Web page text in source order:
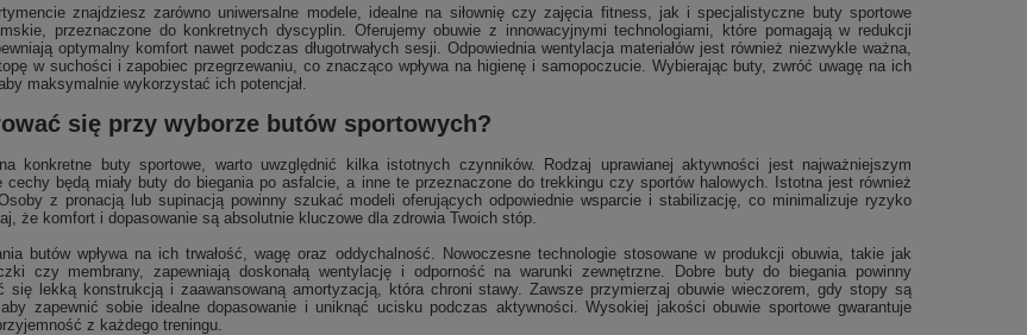
znajdziesz zarówno uniwersalne modele, idealne na siłownię czy zajęcia fitness, jak i specjalistyczne buty sportowe
przeznaczone do konkretnych dyscyplin. Oferujemy obuwie z innowacyjnymi technologiami, które pomagają w redukcji
optymalny komfort nawet podczas długotrwałych sesji. Odpowiednia wentylacja materiałów jest również niezwykle ważna,
w suchości i zapobiec przegrzewaniu, co znacząco wpływa na higienę i samopoczucie. Wybierając buty, zwróć uwagę na ich
maksymalnie wykorzystać ich potencjał.
się przy wyborze butów sportowych?
konkretne buty sportowe, warto uwzględnić kilka istotnych czynników. Rodzaj uprawianej aktywności jest najważniejszym
cechy będą miały buty do biegania po asfalcie, a inne te przeznaczone do trekkingu czy sportów halowych. Istotna jest również
z pronacją lub supinacją powinny szukać modeli oferujących odpowiednie wsparcie i stabilizację, co minimalizuje ryzyko
że komfort i dopasowanie są absolutnie kluczowe dla zdrowia Twoich stóp.
butów wpływa na ich trwałość, wagę oraz oddychalność. Nowoczesne technologie stosowane w produkcji obuwia, takie jak
czy membrany, zapewniają doskonałą wentylację i odporność na warunki zewnętrzne. Dobre buty do biegania powinny
się lekką konstrukcją i zaawansowaną amortyzacją, która chroni stawy. Zawsze przymierzaj obuwie wieczorem, gdy stopy są
zapewnić sobie idealne dopasowanie i uniknąć ucisku podczas aktywności. Wysokiej jakości obuwie sportowe gwarantuje
z każdego treningu.